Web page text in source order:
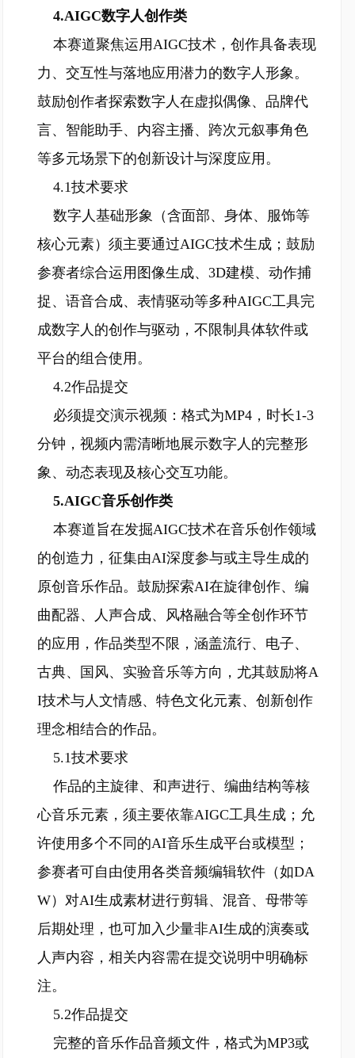
4.AIGC数字人创作类
本赛道聚焦运用AIGC技术，创作具备表现
力、交互性与落地应用潜力的数字人形象。
鼓励创作者探索数字人在虚拟偶像、品牌代
言、智能助手、内容主播、跨次元叙事角色
等多元场景下的创新设计与深度应用。
4.1技术要求
数字人基础形象（含面部、身体、服饰等
核心元素）须主要通过AIGC技术生成；鼓励
参赛者综合运用图像生成、3D建模、动作捕
捉、语音合成、表情驱动等多种AIGC工具完
成数字人的创作与驱动，不限制具体软件或
平台的组合使用。
4.2作品提交
必须提交演示视频：格式为MP4，时长1-3
分钟，视频内需清晰地展示数字人的完整形
象、动态表现及核心交互功能。
5.AIGC音乐创作类
本赛道旨在发掘AIGC技术在音乐创作领域
的创造力，征集由AI深度参与或主导生成的
原创音乐作品。鼓励探索AI在旋律创作、编
曲配器、人声合成、风格融合等全创作环节
的应用，作品类型不限，涵盖流行、电子、
古典、国风、实验音乐等方向，尤其鼓励将A
I技术与人文情感、特色文化元素、创新创作
理念相结合的作品。
5.1技术要求
作品的主旋律、和声进行、编曲结构等核
心音乐元素，须主要依靠AIGC工具生成；允
许使用多个不同的AI音乐生成平台或模型；
参赛者可自由使用各类音频编辑软件（如DA
W）对AI生成素材进行剪辑、混音、母带等
后期处理，也可加入少量非AI生成的演奏或
人声内容，相关内容需在提交说明中明确标
注。
5.2作品提交
完整的音乐作品音频文件，格式为MP3或